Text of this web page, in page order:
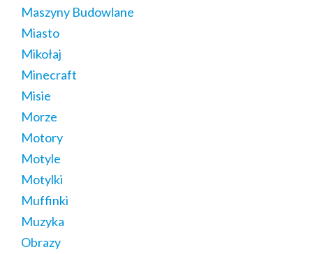
Maszyny Budowlane
Miasto
Mikołaj
Minecraft
Misie
Morze
Motory
Motyle
Motylki
Muffinki
Muzyka
Obrazy